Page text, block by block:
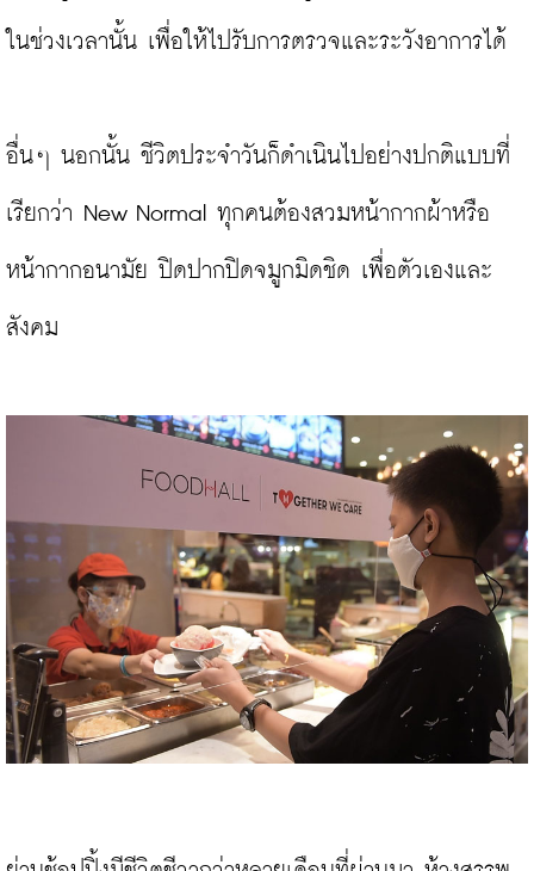
ในช่วงเวลานั้น เพื่อให้ไปรับการตรวจและระวังอาการได้
อื่นๆ นอกนั้น ชีวิตประจำวันก็ดำเนินไปอย่างปกติแบบที่
เรียกว่า New Normal ทุกคนต้องสวมหน้ากากผ้าหรือ
หน้ากากอนามัย ปิดปากปิดจมูกมิดชิด เพื่อตัวเองและ
สังคม